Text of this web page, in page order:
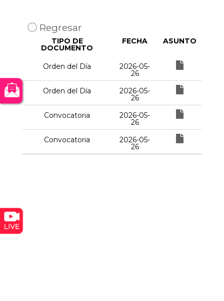
Regresar
TIPO DE
DOCUMENTO
FECHA ASUNTO
Orden del Día 2026-05-
26
Orden del Día
2026-05-
26
Convocatoria
2026-05-
26
Convocatoria
2026-05-
26